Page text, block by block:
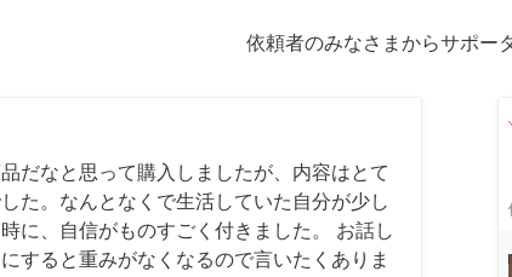
依頼者のみなさまからサポー
だなと思って購入しましたが、内容はとて
た。なんとなくで生活していた自分が少し
に、自信がものすごく付きました。 お話し
すると重みがなくなるので言いたくありま